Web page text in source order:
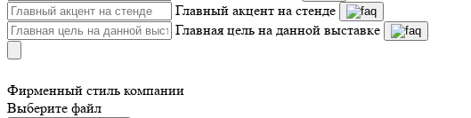
Главный акцент на стенде
Главная цель на данной выставке
Фирменный стиль компании
Выберите файл